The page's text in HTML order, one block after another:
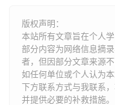
版权声明：
本站所有文章旨在个人
部分内容为网络信息摘
者，但因部分文章来源
如任何单位或个人认为
下方联系方式与我联系​​
并提供必要的补救措施。